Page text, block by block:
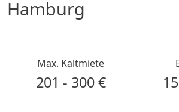
Hamburg
Max. Kaltmiete
201 - 300 €